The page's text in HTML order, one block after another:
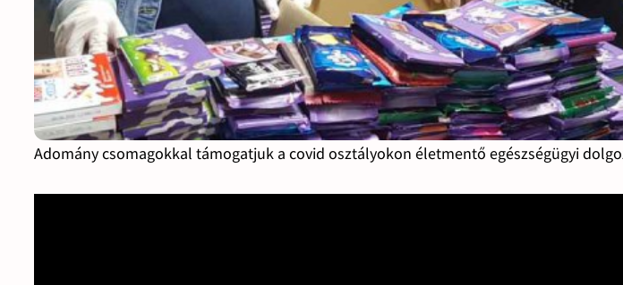
Adomány csomagokkal támogatjuk a covid osztályokon életmentő egészségügyi